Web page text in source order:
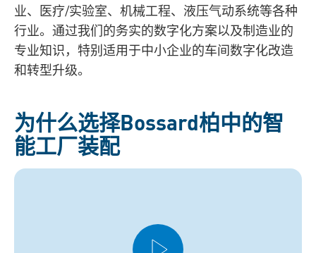
业、医疗/实验室、机械工程、液压气动系统等各种
行业。通过我们的务实的数字化方案以及制造业的
专业知识，特别适用于中小企业的车间数字化改造
和转型升级。
为什么选择Bossard柏中的智
能工厂装配